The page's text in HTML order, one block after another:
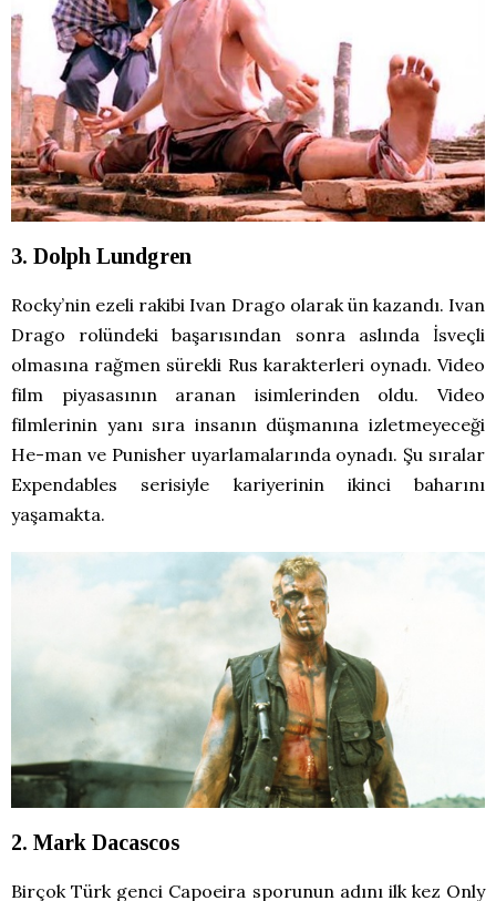
3. Dolph Lundgren
Rocky’nin ezeli rakibi Ivan Drago olarak ün kazandı. Ivan
Drago rolündeki başarısından sonra aslında İsveçli
olmasına rağmen sürekli Rus karakterleri oynadı. Video
film piyasasının aranan isimlerinden oldu. Video
filmlerinin yanı sıra insanın düşmanına izletmeyeceği
He-man ve Punisher uyarlamalarında oynadı. Şu sıralar
Expendables serisiyle kariyerinin ikinci baharını
yaşamakta.
2. Mark Dacascos
Birçok Türk genci Capoeira sporunun adını ilk kez Only